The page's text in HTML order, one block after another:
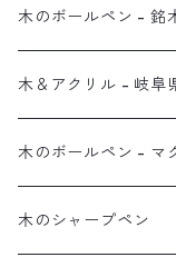
木のボールペン - 銘
木＆アクリル - 岐阜
木のボールペン - マ
木のシャープペン